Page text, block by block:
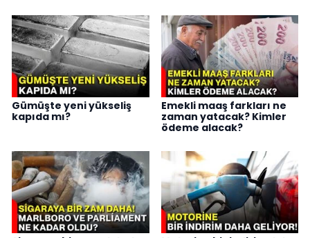
Gümüşte yeni yükseliş
kapıda mı?
Emekli maaş farkları ne
zaman yatacak? Kimler
ödeme alacak?